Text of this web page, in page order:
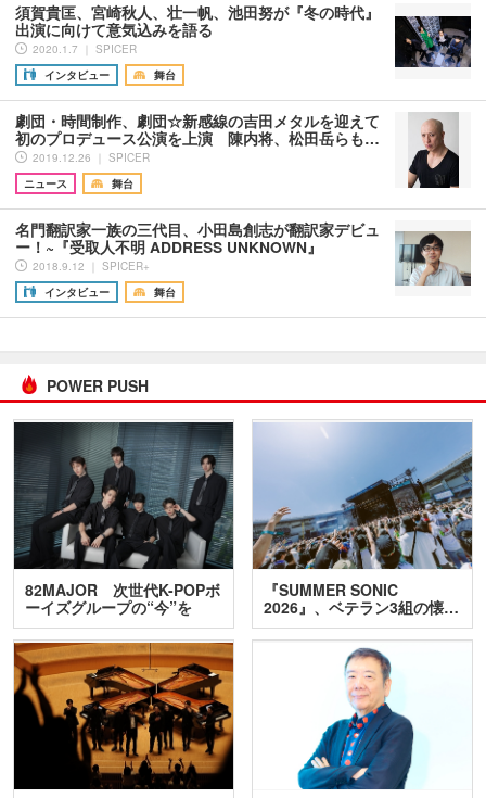
須賀貴匡、宮崎秋人、壮一帆、池田努が『冬の時代』
出演に向けて意気込みを語る
2020.1.7 ｜ SPICER
インタビュー
舞台
劇団・時間制作、劇団☆新感線の吉田メタルを迎えて
初のプロデュース公演を上演 陳内将、松田岳らも…
2019.12.26 ｜ SPICER
ニュース
舞台
名門翻訳家一族の三代目、小田島創志が翻訳家デビュ
ー！~『受取人不明 ADDRESS UNKNOWN』
2018.9.12 ｜ SPICER+
インタビュー
舞台
POWER PUSH
82MAJOR 次世代K-POPボ
ーイズグループの“今”を
訊…
『SUMMER SONIC
2026』、ベテラン3組の懐…